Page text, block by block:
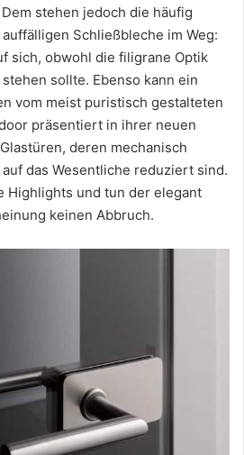
stehen jedoch die häufig
Schließbleche im Weg:
sich, obwohl die filigrane Optik
sollte. Ebenso kann ein
vom meist puristisch gestalteten
präsentiert in ihrer neuen
deren mechanisch
das Wesentliche reduziert sind.
Highlights und tun der elegant
keinen Abbruch.